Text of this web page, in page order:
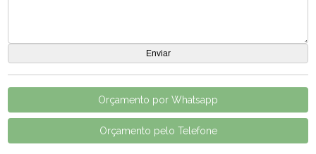
Orçamento por Whatsapp
Orçamento pelo Telefone